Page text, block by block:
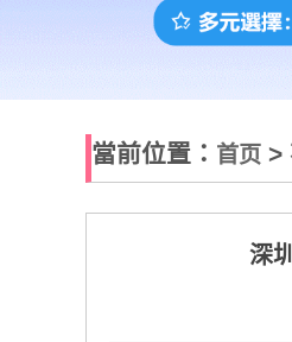
當前位置： 首页 >
深